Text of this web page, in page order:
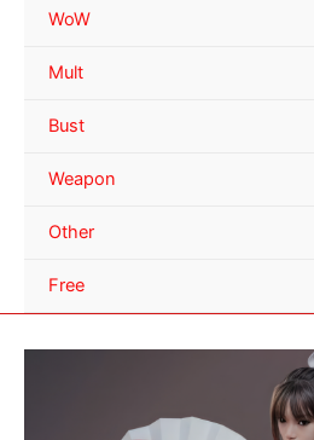
WoW
Mult
Bust
Weapon
Other
Free